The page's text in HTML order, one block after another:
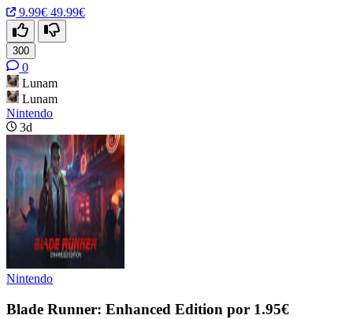
9.99€ 49.99€
300
0
Lunam
Lunam
Nintendo
3d
Nintendo
Blade Runner: Enhanced Edition por 1.95€